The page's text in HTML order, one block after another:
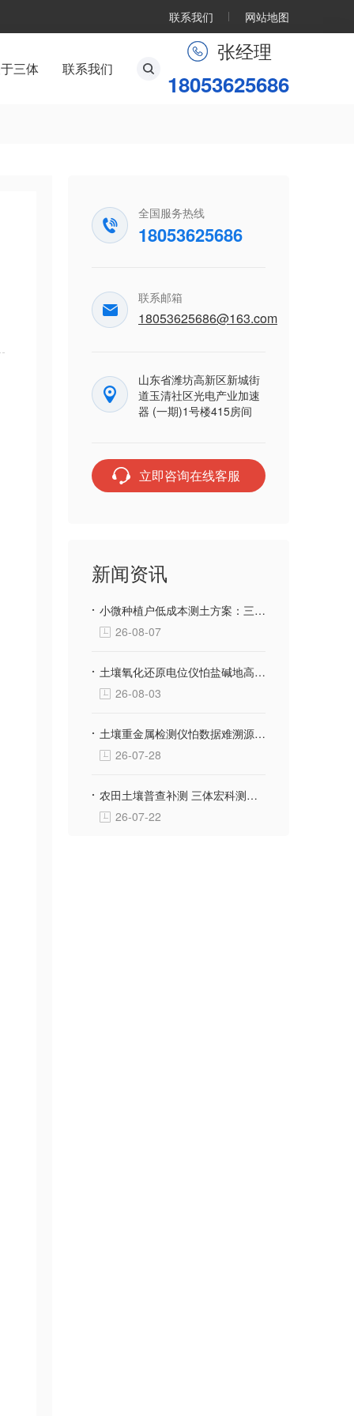
联系我们 网站地图
三体 联系我们
张经理
18053625686
全国服务热线
18053625686
联系邮箱
18053625686@163.com
山东省潍坊高新区新城街
道玉清社区光电产业加速
器 (一期)1号楼415房间
立即咨询在线客服
新闻资讯
小微种植户低成本测土方案：三体宏科土壤快检设备，千元级投入不用花钱送第三方检测
26-08-07
土壤氧化还原电位仪怕盐碱地高腐蚀？三体宏科合金防腐探头 长期埋入盐碱土壤不生锈不漂移
26-08-03
土壤重金属检测仪怕数据难溯源？三体宏科自动绑定采样位置生成地块检测档案
26-07-28
农田土壤普查补测 三体宏科测土配方施肥仪 便携款适配野外流动采样
26-07-22